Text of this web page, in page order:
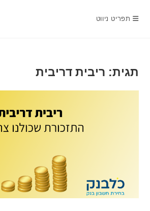
תפריט ניווט
תגית: ריבית דריבית